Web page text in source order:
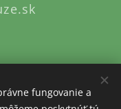
fungovanie a